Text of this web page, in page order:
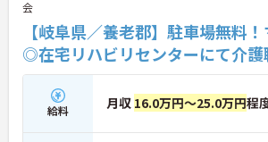
会
【岐阜県／養老郡】駐車場無料
◎在宅リハビリセンターにて介護
給料 月収 16.0万円～25.0万円程